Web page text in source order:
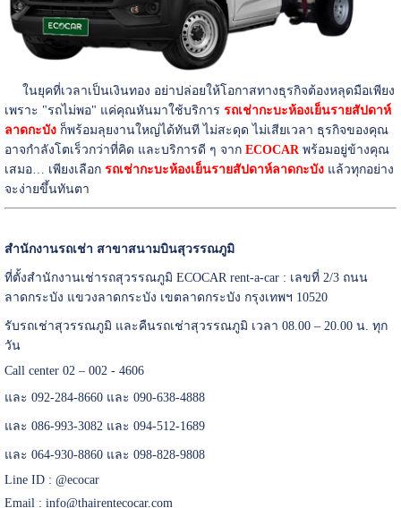
ในยุคที่เวลาเป็นเงินทอง อย่าปล่อยให้โอกาสทางธุรกิจต้องหลุดมือเพียง
เพราะ "รถไม่พอ" แค่คุณหันมาใช้บริการ รถเช่ากะบะห้องเย็นรายสัปดาห์
ลาดกะบังก็พร้อมลุยงานใหญ่ได้ทันที ไม่สะดุด ไม่เสียเวลา ธุรกิจของคุณ
อาจกำลังโตเร็วกว่าที่คิด และบริการดี ๆ จากECOCARพร้อมอยู่ข้างคุณ
เสมอ… เพียงเลือก รถเช่ากะบะห้องเย็นรายสัปดาห์ลาดกะบัง แล้วทุกอย่าง
จะง่ายขึ้นทันตา
สำนักงานรถเช่า สาขาสนามบินสุวรรณภูมิ
ที่ตั้งสำนักงานเช่ารถสุวรรณภูมิ ECOCAR rent-a-car : เลขที่ 2/3 ถนน
ลาดกระบัง แขวงลาดกระบัง เขตลาดกระบัง กรุงเทพฯ 10520
รับรถเช่าสุวรรณภูมิ และคืนรถเช่าสุวรรณภูมิ เวลา 08.00 – 20.00 น. ทุก
วัน
Call center 02 – 002 - 4606
และ 092-284-8660 และ 090-638-4888
และ 086-993-3082 และ 094-512-1689
และ 064-930-8860 และ 098-828-9808
Line ID : @ecocar
Email : info@thairentecocar.com